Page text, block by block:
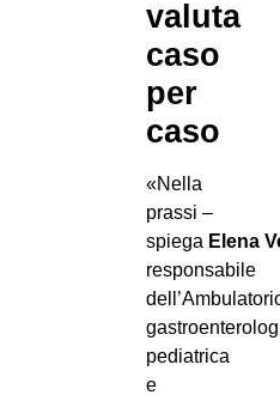
valuta
caso
per
caso
«Nella
prassi –
spiega Elena
responsabile
pediatrica
e